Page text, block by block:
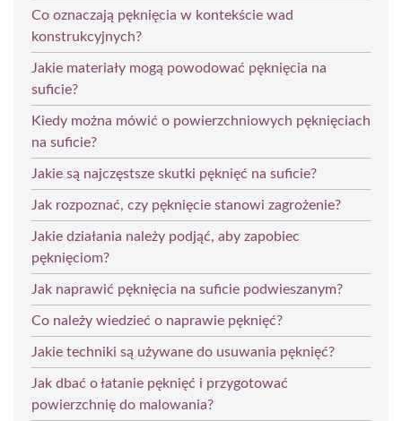
Co oznaczają pęknięcia w kontekście wad
konstrukcyjnych?
Jakie materiały mogą powodować pęknięcia na
suficie?
Kiedy można mówić o powierzchniowych pęknięciach
na suficie?
Jakie są najczęstsze skutki pęknięć na suficie?
Jak rozpoznać, czy pęknięcie stanowi zagrożenie?
Jakie działania należy podjąć, aby zapobiec
pęknięciom?
Jak naprawić pęknięcia na suficie podwieszanym?
Co należy wiedzieć o naprawie pęknięć?
Jakie techniki są używane do usuwania pęknięć?
Jak dbać o łatanie pęknięć i przygotować
powierzchnię do malowania?